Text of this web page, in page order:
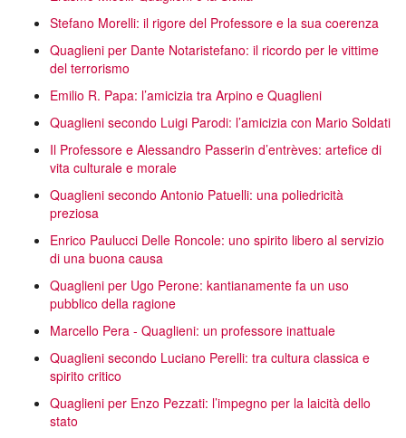
Stefano Morelli: il rigore del Professore e la sua coerenza
Quaglieni per Dante Notaristefano: il ricordo per le vittime
del terrorismo
Emilio R. Papa: l’amicizia tra Arpino e Quaglieni
Quaglieni secondo Luigi Parodi: l’amicizia con Mario Soldati
Il Professore e Alessandro Passerin d’entrèves: artefice di
vita culturale e morale
Quaglieni secondo Antonio Patuelli: una poliedricità
preziosa
Enrico Paulucci Delle Roncole: uno spirito libero al servizio
di una buona causa
Quaglieni per Ugo Perone: kantianamente fa un uso
pubblico della ragione
Marcello Pera - Quaglieni: un professore inattuale
Quaglieni secondo Luciano Perelli: tra cultura classica e
spirito critico
Quaglieni per Enzo Pezzati: l’impegno per la laicità dello
stato